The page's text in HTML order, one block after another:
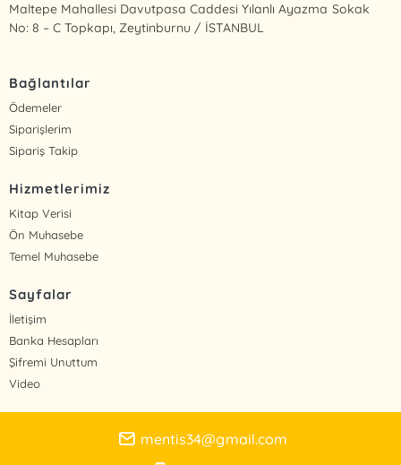
Maltepe Mahallesi Davutpasa Caddesi Yılanlı Ayazma Sokak
No: 8 – C Topkapı, Zeytinburnu / İSTANBUL
Bağlantılar
Ödemeler
Siparişlerim
Sipariş Takip
Hizmetlerimiz
Kitap Verisi
Ön Muhasebe
Temel Muhasebe
Sayfalar
İletişim
Banka Hesapları
Şifremi Unuttum
Video
mentis34@gmail.com